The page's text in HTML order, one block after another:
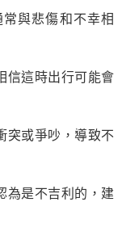
常與悲傷和不幸相
信這時出行可能會
突或爭吵，導致不
為是不吉利的，建